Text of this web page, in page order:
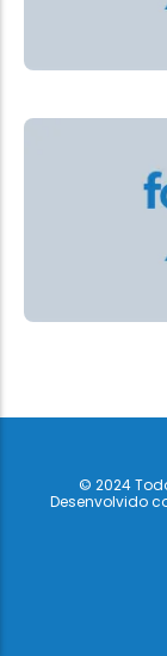
© 2024
Desenvolvido